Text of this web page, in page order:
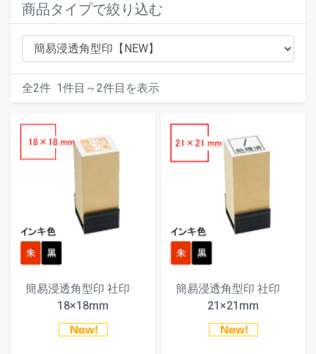
商品タイプで絞り込む
全2件 1件目～2件目を表示
簡易浸透角型印 社印
18×18mm
簡易浸透角型印 社印
21×21mm